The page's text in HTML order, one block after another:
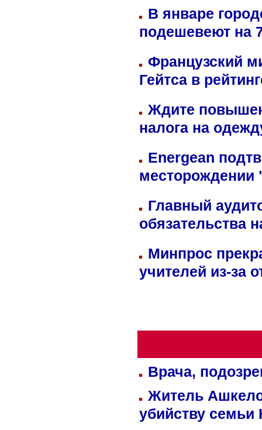
В январе
подешевеют на
Французский
Гейтса в
Ждите
налога на
Energean
Главный
обязательства
Минпрос
учителей из-за
Врача,
Житель
убийству семьи